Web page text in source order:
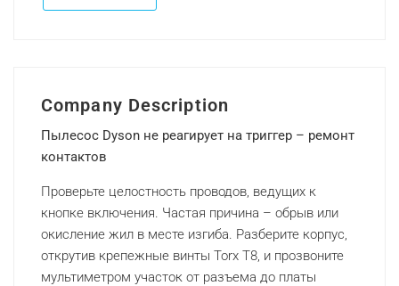
Company Description
Пылесос Dyson не реагирует на триггер – ремонт
контактов
Проверьте целостность проводов, ведущих к
кнопке включения. Частая причина – обрыв или
окисление жил в месте изгиба. Разберите корпус,
открутив крепежные винты Torx T8, и прозвоните
мультиметром участок от разъема до платы